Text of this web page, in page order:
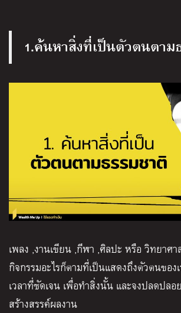
1.ค้นหาสิ่งที่เป็นตัวตนตาม
เพลง ,งานเขียน ,กีฬา ,ศิลปะ หรือ วิทยาศา
กิจกรรมอะไรก็ตามที่เป็นแสดงถึงตัวตนของ
เวลาที่ชัดเจน เพื่อทำสิ่งนั้น และจงปลดปลอ
สร้างสรรค์ผลงาน